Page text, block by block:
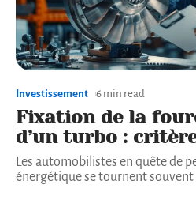
Investissement 6 min read
Fixation de la
d’un turbo :
Les automobilistes en quête de
énergétique se tournent souvent